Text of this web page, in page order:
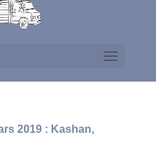
2019 : Kashan,